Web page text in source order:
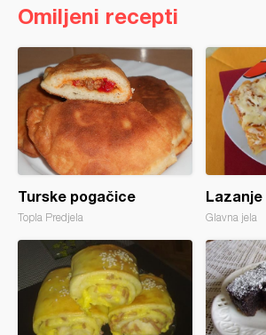
Omiljeni recepti
Turske pogačice
Topla Predjela
Lazanje
Glavna jela